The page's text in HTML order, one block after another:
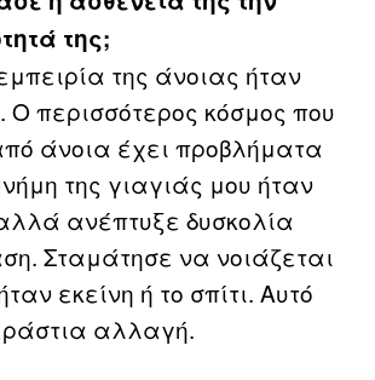
της;
της άνοιας ήταν
Ο περισσότερος κόσμος που
άνοια έχει προβλήματα
της γιαγιάς μου ήταν
ανέπτυξε δυσκολία
Σταμάτησε να νοιάζεται
εκείνη ή το σπίτι. Αυτό
αλλαγή.